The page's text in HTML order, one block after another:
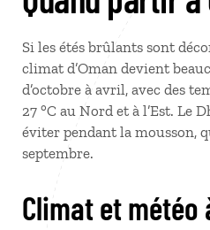
Si les étés brûlants sont
climat d’Oman devient
d’octobre à avril, avec des
27 °C au Nord et à l’Est. Le
éviter pendant la mousson,
septembre.
Climat et météo